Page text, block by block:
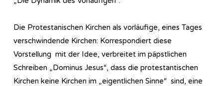
Die Protestanischen Kirchen als vorläufige, eines Tages
verschwindende Kirchen: Korrespondiert diese
Vorstellung mit der Idee, verbreitet im päpstlichen
Schreiben „Dominus Jesus“, dass die protestantischen
Kirchen keine Kirchen im „eigentlichen Sinne“ sind, eine